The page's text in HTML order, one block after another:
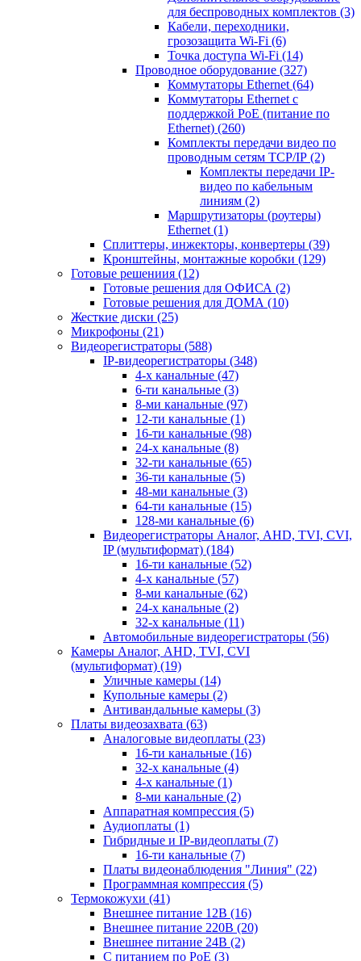
для беспроводных комплектов (3)
Кабели, переходники,
грозозащита Wi-Fi (6)
Точка доступа Wi-Fi (14)
Проводное оборудование (327)
Коммутаторы Ethernet (64)
Коммутаторы Ethernet с
поддержкой PoE (питание по
Ethernet) (260)
Комплекты передачи видео по
проводным сетям TCP/IP (2)
Комплекты передачи IP-
видео по кабельным
линиям (2)
Маршрутизаторы (роутеры)
Ethernet (1)
Сплиттеры, инжекторы, конвертеры (39)
Кронштейны, монтажные коробки (129)
Готовые решениия (12)
Готовые решения для ОФИСА (2)
Готовые решения для ДОМА (10)
Жесткие диски (25)
Микрофоны (21)
Видеорегистраторы (588)
IP-видеорегистраторы (348)
4-х канальные (47)
6-ти канальные (3)
8-ми канальные (97)
12-ти канальные (1)
16-ти канальные (98)
24-х канальные (8)
32-ти канальные (65)
36-ти канальные (5)
48-ми канальные (3)
64-ти канальные (15)
128-ми канальные (6)
Видеорегистраторы Аналог, AHD, TVI, CVI,
IP (мультиформат) (184)
16-ти канальные (52)
4-х канальные (57)
8-ми канальные (62)
24-х канальные (2)
32-х канальные (11)
Автомобильные видеорегистраторы (56)
Камеры Аналог, AHD, TVI, CVI
(мультиформат) (19)
Уличные камеры (14)
Купольные камеры (2)
Антивандальные камеры (3)
Платы видеозахвата (63)
Аналоговые видеоплаты (23)
16-ти канальные (16)
32-х канальные (4)
4-х канальные (1)
8-ми канальные (2)
Аппаратная компрессия (5)
Аудиоплаты (1)
Гибридные и IP-видеоплаты (7)
16-ти канальные (7)
Платы видеонаблюдения "Линия" (22)
Программная компрессия (5)
Термокожухи (41)
Внешнее питание 12В (16)
Внешнее питание 220В (20)
Внешнее питание 24В (2)
С питанием по PoE (3)